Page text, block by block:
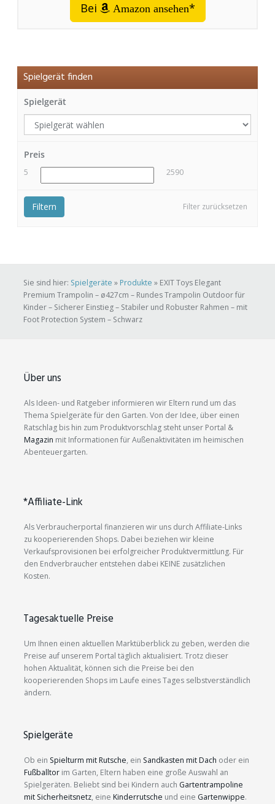
Bei Amazon ansehen*
Spielgerät finden
Spielgerät
Preis
5 2590
Filter zurücksetzen
Filtern
Sie sind hier: Spielgeräte » Produkte » EXIT Toys Elegant
Premium Trampolin – ø427cm – Rundes Trampolin Outdoor für
Kinder – Sicherer Einstieg – Stabiler und Robuster Rahmen – mit
Foot Protection System – Schwarz
Über uns
Als Ideen- und Ratgeber informieren wir Eltern rund um das
Thema Spielgeräte für den Garten. Von der Idee, über einen
Ratschlag bis hin zum Produktvorschlag steht unser Portal &
Magazin mit Informationen für Außenaktivitäten im heimischen
Abenteuergarten.
*Affiliate-Link
Als Verbraucherportal finanzieren wir uns durch Affiliate-Links
zu kooperierenden Shops. Dabei beziehen wir kleine
Verkaufsprovisionen bei erfolgreicher Produktvermittlung. Für
den Endverbraucher entstehen dabei KEINE zusätzlichen
Kosten.
Tagesaktuelle Preise
Um Ihnen einen aktuellen Marktüberblick zu geben, werden die
Preise auf unserem Portal täglich aktualisiert. Trotz dieser
hohen Aktualität, können sich die Preise bei den
kooperierenden Shops im Laufe eines Tages selbstverständlich
ändern.
Spielgeräte
Ob ein Spielturm mit Rutsche, ein Sandkasten mit Dach oder ein
Fußballtor im Garten, Eltern haben eine große Auswahl an
Spielgeräten. Beliebt sind bei Kindern auch Gartentrampoline
mit Sicherheitsnetz, eine Kinderrutsche und eine Gartenwippe.